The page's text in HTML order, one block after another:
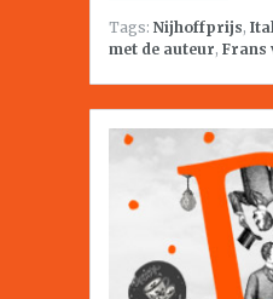
Tags: Nijhoffprijs,
met de auteur, Frans